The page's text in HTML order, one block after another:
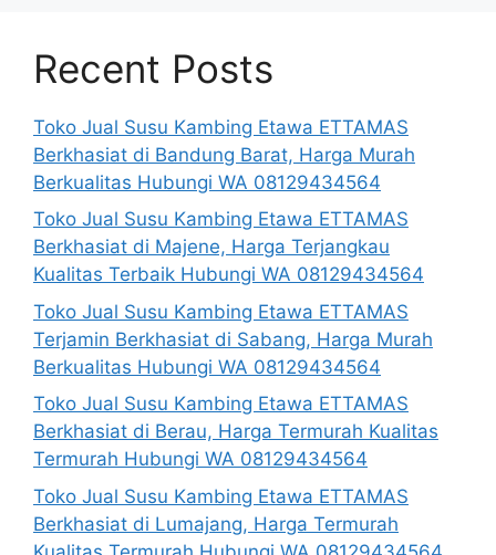
Recent Posts
Toko Jual Susu Kambing Etawa ETTAMAS
Berkhasiat di Bandung Barat, Harga Murah
Berkualitas Hubungi WA 08129434564
Toko Jual Susu Kambing Etawa ETTAMAS
Berkhasiat di Majene, Harga Terjangkau
Kualitas Terbaik Hubungi WA 08129434564
Toko Jual Susu Kambing Etawa ETTAMAS
Terjamin Berkhasiat di Sabang, Harga Murah
Berkualitas Hubungi WA 08129434564
Toko Jual Susu Kambing Etawa ETTAMAS
Berkhasiat di Berau, Harga Termurah Kualitas
Termurah Hubungi WA 08129434564
Toko Jual Susu Kambing Etawa ETTAMAS
Berkhasiat di Lumajang, Harga Termurah